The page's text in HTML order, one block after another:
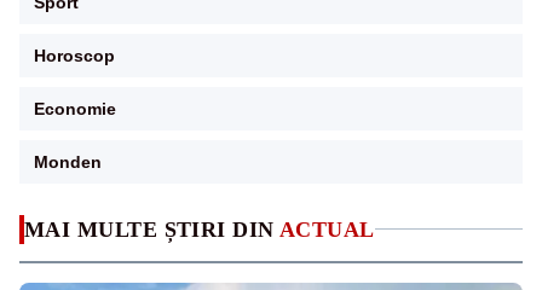
MAI MULTE ȘTIRI DIN ACTUAL
Horoscop
Economie
Monden